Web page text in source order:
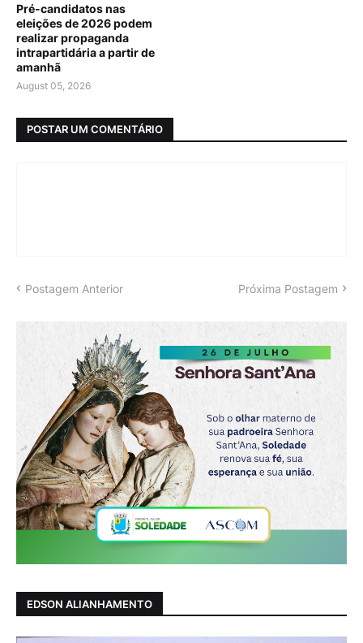
Pré-candidatos nas
eleições de 2026 podem
realizar propaganda
intrapartidária a partir de
amanhã
August 05, 2026
POSTAR UM COMENTÁRIO
Postagem Anterior Próxima Postagem
EDSON ALIANHAMENTO